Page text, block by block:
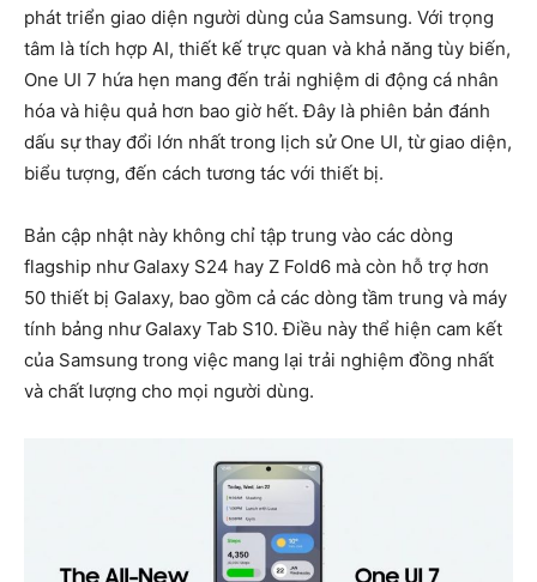
phát triển giao diện người dùng của Samsung. Với trọng
tâm là tích hợp AI, thiết kế trực quan và khả năng tùy biến,
One UI 7 hứa hẹn mang đến trải nghiệm di động cá nhân
hóa và hiệu quả hơn bao giờ hết. Đây là phiên bản đánh
dấu sự thay đổi lớn nhất trong lịch sử One UI, từ giao diện,
biểu tượng, đến cách tương tác với thiết bị.
Bản cập nhật này không chỉ tập trung vào các dòng
flagship như Galaxy S24 hay Z Fold6 mà còn hỗ trợ hơn
50 thiết bị Galaxy, bao gồm cả các dòng tầm trung và máy
tính bảng như Galaxy Tab S10. Điều này thể hiện cam kết
của Samsung trong việc mang lại trải nghiệm đồng nhất
và chất lượng cho mọi người dùng.